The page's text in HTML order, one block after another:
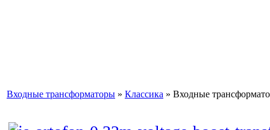
Входные трансформаторы » Классика » Входные